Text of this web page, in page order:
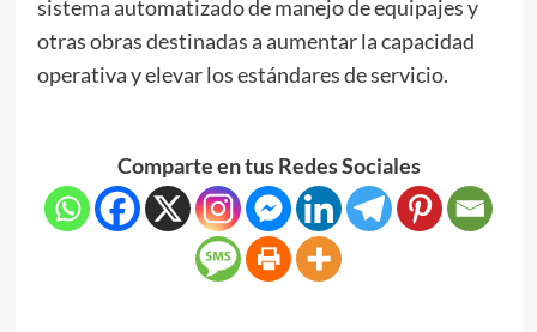
sistema automatizado de manejo de equipajes y
otras obras destinadas a aumentar la capacidad
operativa y elevar los estándares de servicio.
Comparte en tus Redes Sociales